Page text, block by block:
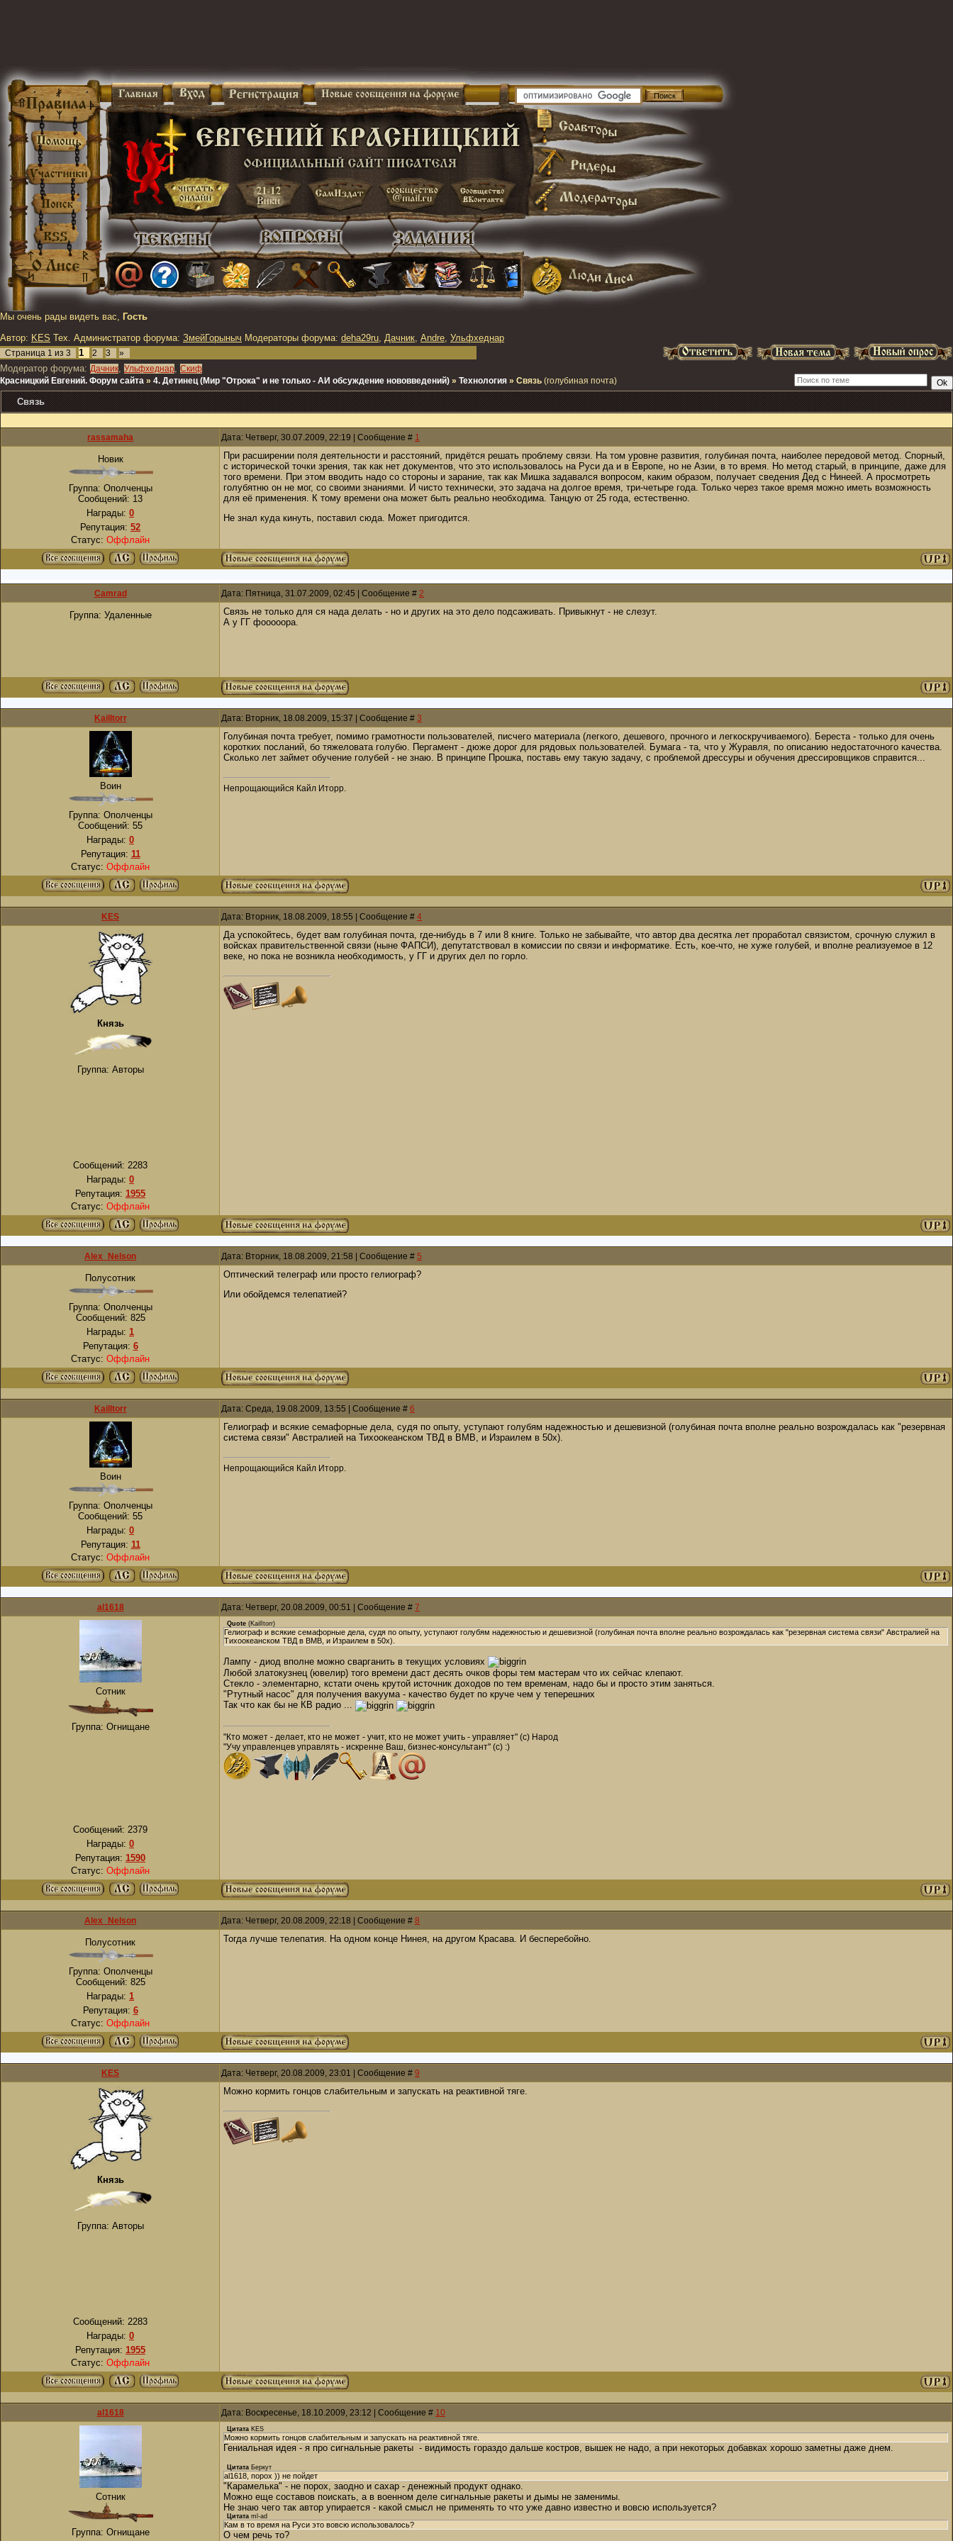
Мы очень рады видеть вас, Гость
Автор: KES Тех. Администратор форума: ЗмейГорыныч Модераторы форума: deha29ru, Дачник, Andre, Ульфхеднар
Страница 1 из 3 1 2 3 »
Модератор форума: Дачник, Ульфхеднар, Скиф
Красницкий Евгений. Форум сайта » 4. Детинец (Мир "Отрока" и не только - АИ обсуждение нововведений) » Технология » Связь (голубиная почта)
Связь
rassamaha Дата: Четверг, 30.07.2009, 22:19 | Сообщение # 1
Новик
Группа: Ополченцы
Сообщений: 13
Награды: 0
Репутация: 52
Статус: Оффлайн
При расширении поля деятельности и расстояний, придётся решать проблему связи. На том уровне развития, голубиная почта, наиболее передовой метод. Спорный,
с исторической точки зрения, так как нет документов, что это использовалось на Руси да и в Европе, но не Азии, в то время. Но метод старый, в принципе, даже для
того времени. При этом вводить надо со стороны и зарание, так как Мишка задавался вопросом, каким образом, получает сведения Дед с Нинеей. А просмотреть
голубятню он не мог, со своими знаниями. И чисто технически, это задача на долгое время, три-четыре года. Только через такое время можно иметь возможность
для её применения. К тому времени она может быть реально необходима. Танцую от 25 года, естественно.
Не знал куда кинуть, поставил сюда. Может пригодится.
Camrad Дата: Пятница, 31.07.2009, 02:45 | Сообщение # 2
Группа: Удаленные
Связь не только для ся нада делать - но и других на это дело подсаживать. Привыкнут - не слезут.
А у ГГ фооооора.
KailItorr Дата: Вторник, 18.08.2009, 15:37 | Сообщение # 3
Воин
Группа: Ополченцы
Сообщений: 55
Награды: 0
Репутация: 11
Статус: Оффлайн
Голубиная почта требует, помимо грамотности пользователей, писчего материала (легкого, дешевого, прочного и легкоскручиваемого). Береста - только для очень
коротких посланий, бо тяжеловата голубю. Пергамент - дюже дорог для рядовых пользователей. Бумага - та, что у Журавля, по описанию недостаточного качества.
Сколько лет займет обучение голубей - не знаю. В принципе Прошка, поставь ему такую задачу, с проблемой дрессуры и обучения дрессировщиков справится...
Непрощающийся Кайл Иторр.
KES Дата: Вторник, 18.08.2009, 18:55 | Сообщение # 4
Князь
Группа: Авторы
Сообщений: 2283
Награды: 0
Репутация: 1955
Статус: Оффлайн
Да успокойтесь, будет вам голубиная почта, где-нибудь в 7 или 8 книге. Только не забывайте, что автор два десятка лет проработал связистом, срочную служил в
войсках правительственной связи (ныне ФАПСИ), депутатствовал в комиссии по связи и информатике. Есть, кое-что, не хуже голубей, и вполне реализуемое в 12
веке, но пока не возникла необходимость, у ГГ и других дел по горло.
Alex_Nelson Дата: Вторник, 18.08.2009, 21:58 | Сообщение # 5
Полусотник
Группа: Ополченцы
Сообщений: 825
Награды: 1
Репутация: 6
Статус: Оффлайн
Оптический телеграф или просто гелиограф?
Или обойдемся телепатией?
KailItorr Дата: Среда, 19.08.2009, 13:55 | Сообщение # 6
Воин
Группа: Ополченцы
Сообщений: 55
Награды: 0
Репутация: 11
Статус: Оффлайн
Гелиограф и всякие семафорные дела, судя по опыту, уступают голубям надежностью и дешевизной (голубиная почта вполне реально возрождалась как "резервная
система связи" Австралией на Тихоокеанском ТВД в ВМВ, и Израилем в 50х).
Непрощающийся Кайл Иторр.
al1618 Дата: Четверг, 20.08.2009, 00:51 | Сообщение # 7
Сотник
Группа: Огнищане
Сообщений: 2379
Награды: 0
Репутация: 1590
Статус: Оффлайн
Quote (KailItorr)
Гелиограф и всякие семафорные дела, судя по опыту, уступают голубям надежностью и дешевизной (голубиная почта вполне реально возрождалась как "резервная система связи" Австралией на
Тихоокеанском ТВД в ВМВ, и Израилем в 50х).
Лампу - диод вполне можно сварганить в текущих условиях
Любой златокузнец (ювелир) того времени даст десять очков форы тем мастерам что их сейчас клепают.
Стекло - элементарно, кстати очень крутой источник доходов по тем временам, надо бы и просто этим заняться.
"Ртутный насос" для получения вакуума - качество будет по круче чем у теперешних
Так что как бы не КВ радио ...
"Кто может - делает, кто не может - учит, кто не может учить - управляет" (с) Народ
"Учу управленцев управлять - искренне Ваш, бизнес-консультант" (с) :)
Alex_Nelson Дата: Четверг, 20.08.2009, 22:18 | Сообщение # 8
Полусотник
Группа: Ополченцы
Сообщений: 825
Награды: 1
Репутация: 6
Статус: Оффлайн
Тогда лучше телепатия. На одном конце Нинея, на другом Красава. И бесперебойно.
KES Дата: Четверг, 20.08.2009, 23:01 | Сообщение # 9
Князь
Группа: Авторы
Сообщений: 2283
Награды: 0
Репутация: 1955
Статус: Оффлайн
Можно кормить гонцов слабительным и запускать на реактивной тяге.
al1618 Дата: Воскресенье, 18.10.2009, 23:12 | Сообщение # 10
Сотник
Группа: Огнищане
Цитата KES
Можно кормить гонцов слабительным и запускать на реактивной тяге.
Гениальная идея - я про сигнальные ракеты - видимость гораздо дальше костров, вышек не надо, а при некоторых добавках хорошо заметны даже днем.
Цитата Беркут
al1618, порох )) не пойдет
"Карамелька" - не порох, заодно и сахар - денежный продукт однако.
Можно еще составов поискать, а в военном деле сигнальные ракеты и дымы не заменимы.
Не знаю чего так автор упирается - какой смысл не применять то что уже давно известно и вовсю используется?
Цитата ml-ad
Кам в то время на Руси это вовсю использовалось?
О чем речь то?